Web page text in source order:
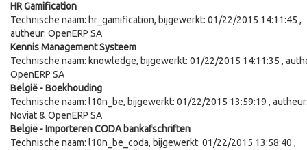
HR Gamification
Technische naam: hr_gamification, bijgewerkt: 01/22/2015 14:11:45 ,
autheur: OpenERP SA
Kennis Management Systeem
Technische naam: knowledge, bijgewerkt: 01/22/2015 14:11:35 ,
OpenERP SA
België - Boekhouding
Technische naam: l10n_be, bijgewerkt: 01/22/2015 13:59:19 ,
Noviat & OpenERP SA
België - Importeren CODA bankafschriften
Technische naam: l10n_be_coda, bijgewerkt: 01/22/2015 13:58:40 ,